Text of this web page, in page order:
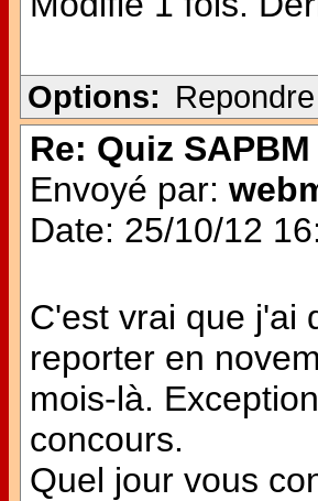
Options:
Re: Quiz
Envoyé par:
Date: 25/10/12
C'est vrai que j'ai
reporter en
mois-là.
concours.
Quel jour vous